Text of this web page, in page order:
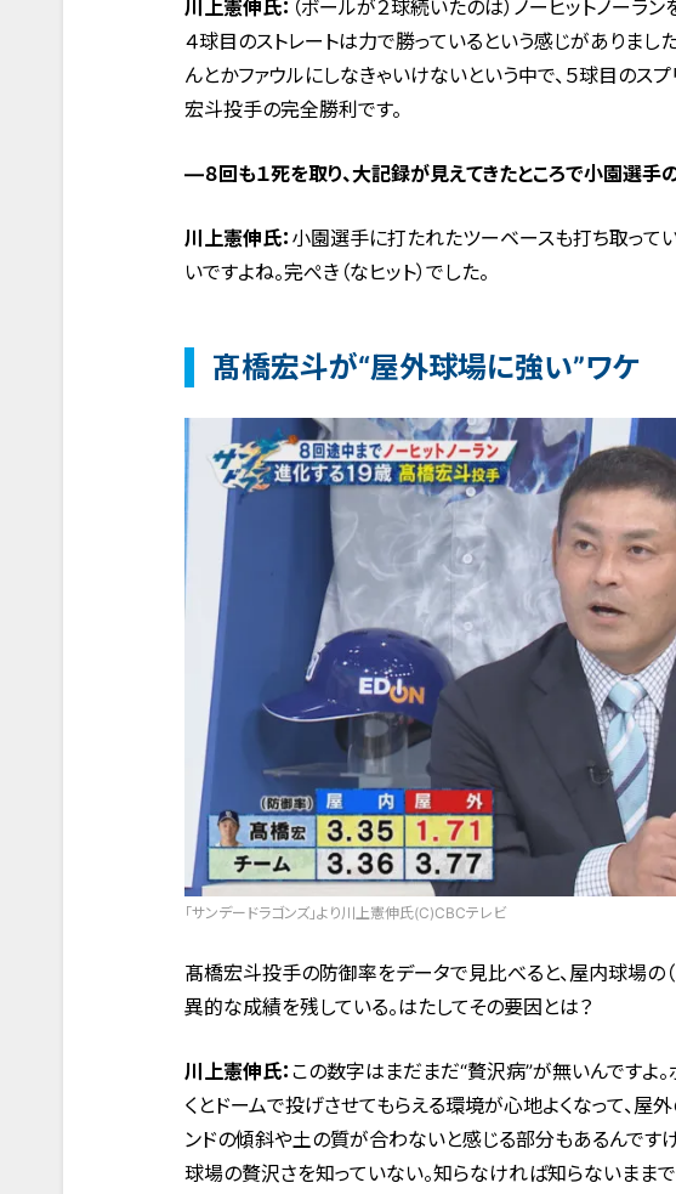
川上憲伸氏： （ボールが２球続いたのは）ノーヒットノーラ
４球目のストレートは力で勝っているという感じがありまし
んとかファウルにしなきゃいけないという中で、５球目のス
宏斗投手の完全勝利です。
―８回も１死を取り、大記録が見えてきたところで小園選手
川上憲伸氏： 小園選手に打たれたツーベースも打ち取ってい
いですよね。完ぺき（なヒット）でした。
髙橋宏斗が“屋外球場に強い”ワケ
「サンデードラゴンズ」より川上憲伸氏(C)CBCテレビ
髙橋宏斗投手の防御率をデータで見比べると、屋内球場の（３
異的な成績を残している。はたしてその要因とは？
川上憲伸氏： この数字はまだまだ“贅沢病”が無いんですよ
くとドームで投げさせてもらえる環境が心地よくなって、屋
ンドの傾斜や土の質が合わないと感じる部分もあるんです
球場の贅沢さを知っていない。知らなければ知らないままで